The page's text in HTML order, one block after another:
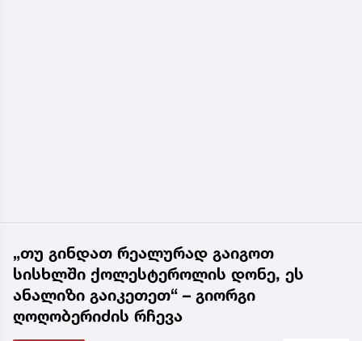
„თუ გინდათ რეალურად გაიგოთ
სისხლში ქოლესტეროლის დონე, ეს
ანალიზი გაიკეთეთ“ – გიორგი
ღოღობერიძის რჩევა